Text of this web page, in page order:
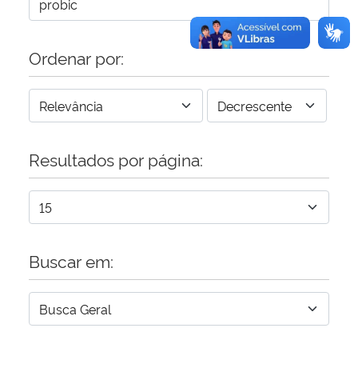
Ordenar por:
Resultados por página:
Buscar em: